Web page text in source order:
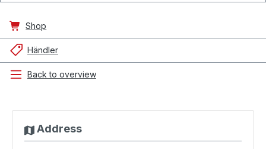
Shop
Händler
Back to overview
Address